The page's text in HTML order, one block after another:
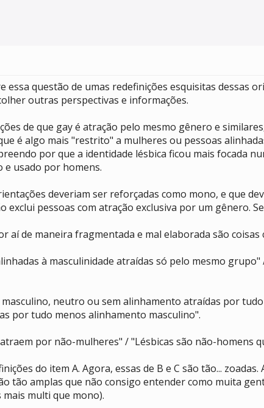
essa questão de umas redefinições esquisitas dessas
outras perspectivas e informações.
de que gay é atração pelo mesmo gênero e
é algo mais "restrito" a mulheres ou pessoas
por que a identidade lésbica ficou mais focada
e usado por homens.
deveriam ser reforçadas como mono, e que
exclui pessoas com atração exclusiva por um gênero.
aí de maneira fragmentada e mal elaborada são coisas
à masculinidade atraídas só pelo mesmo
masculino, neutro ou sem alinhamento atraídas por
por tudo menos alinhamento masculino".
por não-mulheres" / "Lésbicas são não-homens
do item A. Agora, essas de B e C são tão...
tão amplas que não consigo entender como muita
multi que mono).